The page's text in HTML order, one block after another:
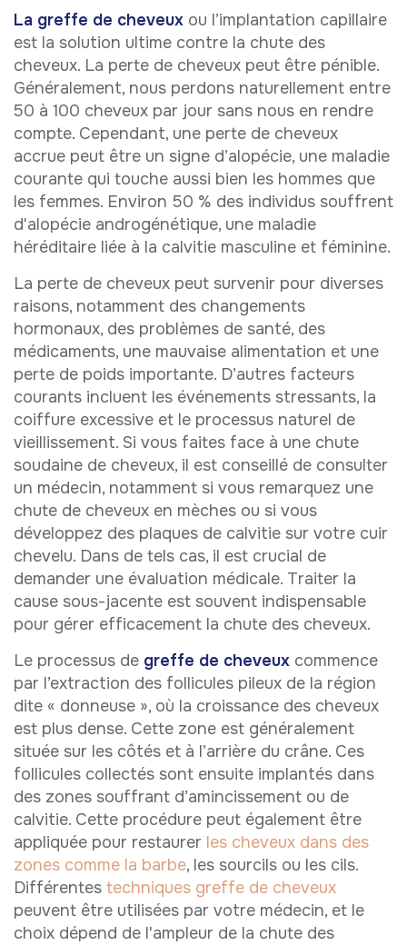
La greffe de cheveux ou l’implantation capillaire
est la solution ultime contre la chute des
cheveux. La perte de cheveux peut être pénible.
Généralement, nous perdons naturellement entre
50 à 100 cheveux par jour sans nous en rendre
compte. Cependant, une perte de cheveux
accrue peut être un signe d’alopécie, une maladie
courante qui touche aussi bien les hommes que
les femmes. Environ 50 % des individus souffrent
d'alopécie androgénétique, une maladie
héréditaire liée à la calvitie masculine et féminine.
La perte de cheveux peut survenir pour diverses
raisons, notamment des changements
hormonaux, des problèmes de santé, des
médicaments, une mauvaise alimentation et une
perte de poids importante. D’autres facteurs
courants incluent les événements stressants, la
coiffure excessive et le processus naturel de
vieillissement. Si vous faites face à une chute
soudaine de cheveux, il est conseillé de consulter
un médecin, notamment si vous remarquez une
chute de cheveux en mèches ou si vous
développez des plaques de calvitie sur votre cuir
chevelu. Dans de tels cas, il est crucial de
demander une évaluation médicale. Traiter la
cause sous-jacente est souvent indispensable
pour gérer efficacement la chute des cheveux.
Le processus de greffe de cheveux commence
par l’extraction des follicules pileux de la région
dite « donneuse », où la croissance des cheveux
est plus dense. Cette zone est généralement
située sur les côtés et à l’arrière du crâne. Ces
follicules collectés sont ensuite implantés dans
des zones souffrant d’amincissement ou de
calvitie. Cette procédure peut également être
appliquée pour restaurer les cheveux dans des
zones comme la barbe, les sourcils ou les cils.
Différentes techniques greffe de cheveux
peuvent être utilisées par votre médecin, et le
choix dépend de l'ampleur de la chute des